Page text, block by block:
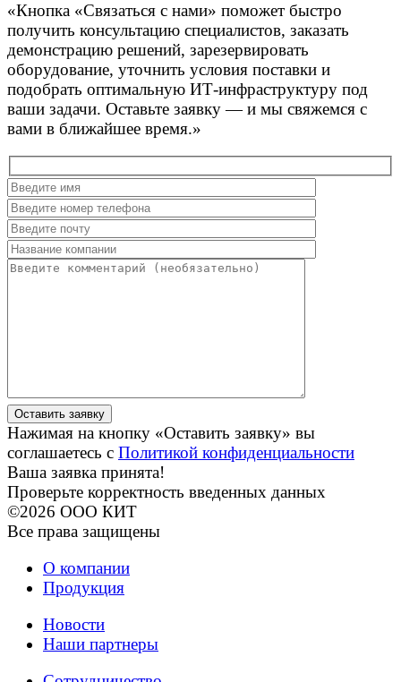
«Кнопка «Связаться с нами» поможет быстро
получить консультацию специалистов, заказать
демонстрацию решений, зарезервировать
оборудование, уточнить условия поставки и
подобрать оптимальную ИТ-инфраструктуру под
ваши задачи. Оставьте заявку — и мы свяжемся с
вами в ближайшее время.»
Нажимая на кнопку «Оставить заявку» вы
соглашаетесь с Политикой конфиденциальности
Ваша заявка принята!
Проверьте корректность введенных данных
©2026 ООО КИТ
Все права защищены
О компании
Продукция
Новости
Наши партнеры